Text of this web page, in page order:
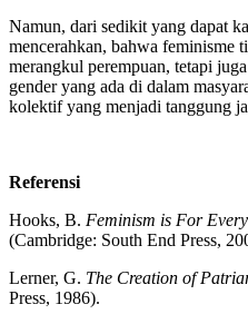
Namun, dari sedikit yang dapat
mencerahkan, bahwa feminisme
merangkul perempuan, tetapi
gender yang ada di dalam
kolektif yang menjadi tanggung
Referensi
Hooks, B. Feminism is For
(Cambridge: South End Press,
Lerner, G. The Creation of
Press, 1986).